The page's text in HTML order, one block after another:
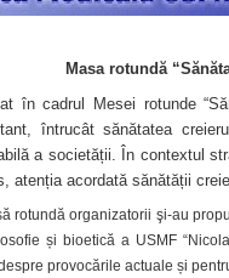
Masa rotundă
în cadrul Mesei rotunde
întrucât sănătatea
a societății. În contextul
atenția acordată sănătății
rotundă organizatorii şi-au
și bioetică a USMF
provocările actuale și